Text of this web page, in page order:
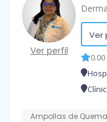
Ver perfil
Ver
0.00
Ampollas de